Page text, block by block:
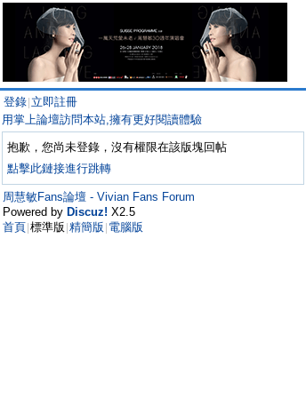
登錄 立即註冊
用掌上論壇訪問本站,擁有更好閱讀體驗
抱歉，您尚未登錄，沒有權限在該版塊回帖
點擊此鏈接進行跳轉
周慧敏Fans論壇 - Vivian Fans Forum
Powered by Discuz! X2.5
首頁 標準版 精簡版 電腦版